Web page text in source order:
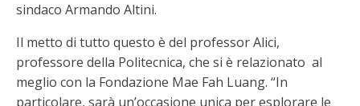
sindaco Armando Altini.
Il metto di tutto questo è del professor Alici,
professore della Politecnica, che si è relazionato al
meglio con la Fondazione Mae Fah Luang. “In
particolare, sarà un’occasione unica per esplorare le